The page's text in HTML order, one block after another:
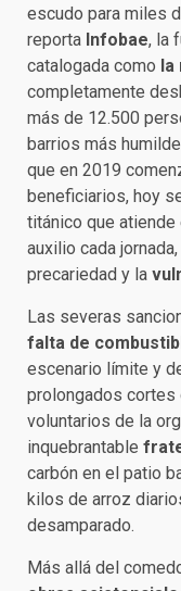
escudo para miles
reporta Infobae, la
catalogada como la
completamente
más de 12.500
barrios más
que en 2019
beneficiarios, hoy
titánico que
auxilio cada
precariedad y la
Las severas
falta de
escenario límite y
prolongados cortes
voluntarios de la
inquebrantable
carbón en el patio
kilos de arroz
desamparado.
Más allá del